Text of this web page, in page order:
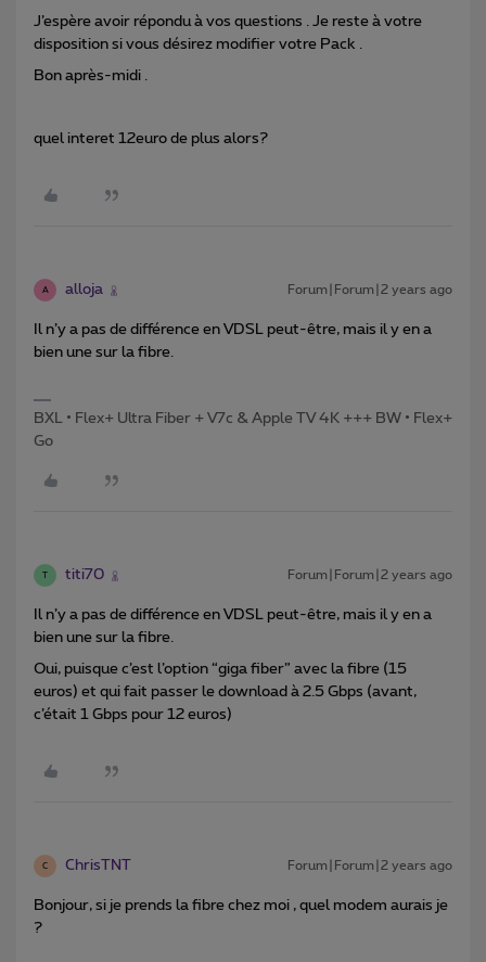
J’espère avoir répondu à vos questions . Je reste à votre
disposition si vous désirez modifier votre Pack .
Bon après-midi .
quel interet 12euro de plus alors?
A alloja Forum|Forum|2 years ago
Il n’y a pas de différence en VDSL peut-être, mais il y en a
bien une sur la fibre.
BXL • Flex+ Ultra Fiber + V7c & Apple TV 4K +++ BW • Flex+
Go
T titi70 Forum|Forum|2 years ago
Il n’y a pas de différence en VDSL peut-être, mais il y en a
bien une sur la fibre.
Oui, puisque c’est l’option “giga fiber” avec la fibre (15
euros) et qui fait passer le download à 2.5 Gbps (avant,
c’était 1 Gbps pour 12 euros)
C ChrisTNT Forum|Forum|2 years ago
Bonjour, si je prends la fibre chez moi , quel modem aurais je
?